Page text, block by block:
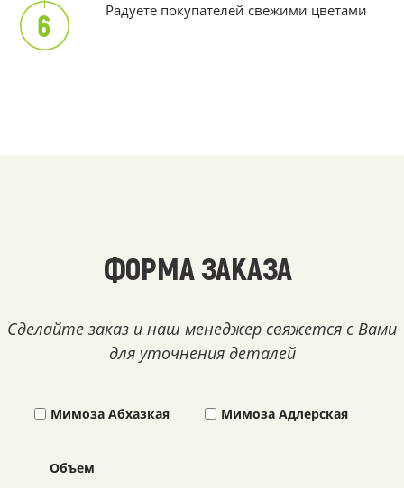
Радуете покупателей свежими цветами
ФОРМА ЗАКАЗА
Сделайте заказ и наш менеджер свяжется с Вами
для уточнения деталей
Мимоза Абхазкая Мимоза Адлерская
Объем